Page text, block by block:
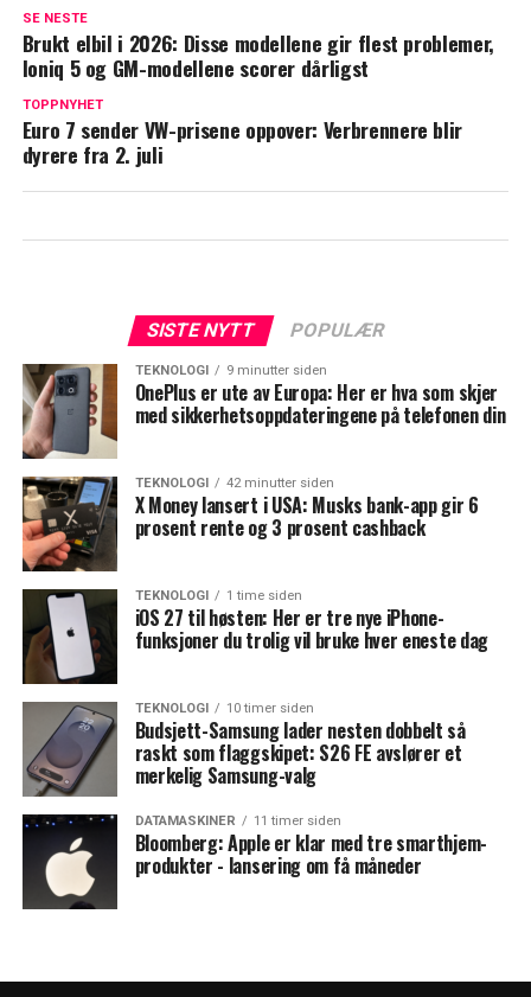
SE NESTE
Brukt elbil i 2026: Disse modellene gir flest problemer,
Ioniq 5 og GM-modellene scorer dårligst
TOPPNYHET
Euro 7 sender VW-prisene oppover: Verbrennere blir
dyrere fra 2. juli
SISTE NYTT POPULÆR
TEKNOLOGI 9 minutter siden
OnePlus er ute av Europa: Her er hva som skjer
med sikkerhetsoppdateringene på telefonen din
TEKNOLOGI 42 minutter siden
X Money lansert i USA: Musks bank-app gir 6
prosent rente og 3 prosent cashback
TEKNOLOGI 1 time siden
iOS 27 til høsten: Her er tre nye iPhone-
funksjoner du trolig vil bruke hver eneste dag
TEKNOLOGI 10 timer siden
Budsjett-Samsung lader nesten dobbelt så
raskt som flaggskipet: S26 FE avslører et
merkelig Samsung-valg
DATAMASKINER 11 timer siden
Bloomberg: Apple er klar med tre smarthjem-
produkter - lansering om få måneder